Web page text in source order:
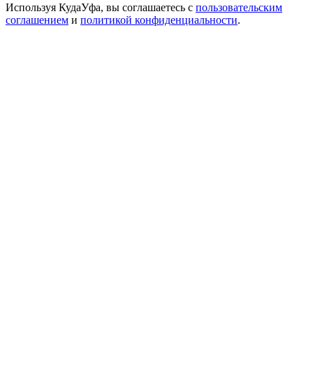
Используя КудаУфа, вы соглашаетесь с пользовательским
соглашением и политикой конфиденциальности.